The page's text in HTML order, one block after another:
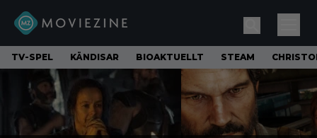
TV-SPEL KÄNDISAR BIOAKTUELLT STEAM